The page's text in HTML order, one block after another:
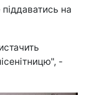
на
-